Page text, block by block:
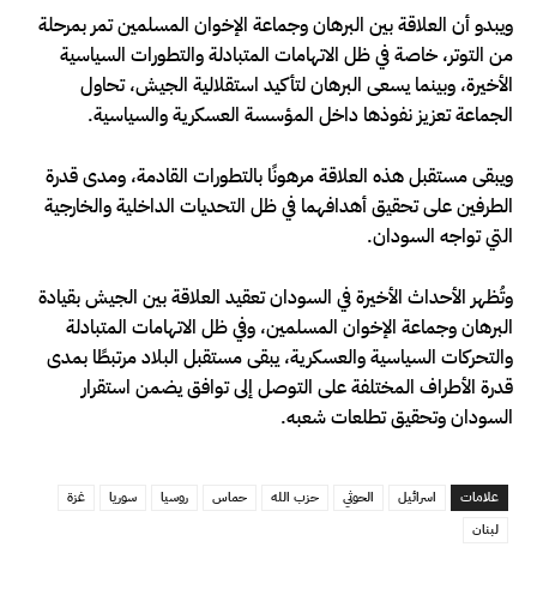
ويبدو أن العلاقة بين البرهان وجماعة الإخوان المسلمين تمر بمرحلة
من التوتر، خاصة في ظل الاتهامات المتبادلة والتطورات السياسية
الأخيرة، وبينما يسعى البرهان لتأكيد استقلالية الجيش، تحاول
الجماعة تعزيز نفوذها داخل المؤسسة العسكرية والسياسية.
ويبقى مستقبل هذه العلاقة مرهونًا بالتطورات القادمة، ومدى قدرة
الطرفين على تحقيق أهدافهما في ظل التحديات الداخلية والخارجية
التي تواجه السودان.
وتُظهر الأحداث الأخيرة في السودان تعقيد العلاقة بين الجيش بقيادة
البرهان وجماعة الإخوان المسلمين، وفي ظل الاتهامات المتبادلة
والتحركات السياسية والعسكرية، يبقى مستقبل البلاد مرتبطًا بمدى
قدرة الأطراف المختلفة على التوصل إلى توافق يضمن استقرار
السودان وتحقيق تطلعات شعبه.
علامات اسرائيل الحوثي حزب الله حماس روسيا سوريا
غزة
لبنان